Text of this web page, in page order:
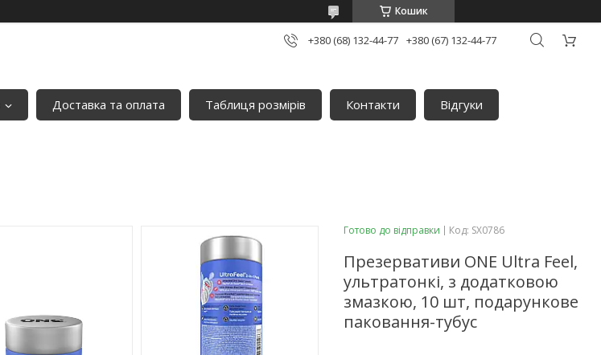
Кошик
+380 (68) 132-44-77 +380 (67) 132-44-77
Доставка та оплата Таблиця розмірів Контакти
Відгуки
Готово до відправки Код: SX0786
Презервативи ONE Ultra Feel,
ультратонкі, з додатковою
змазкою, 10 шт, подарункове
паковання-тубус